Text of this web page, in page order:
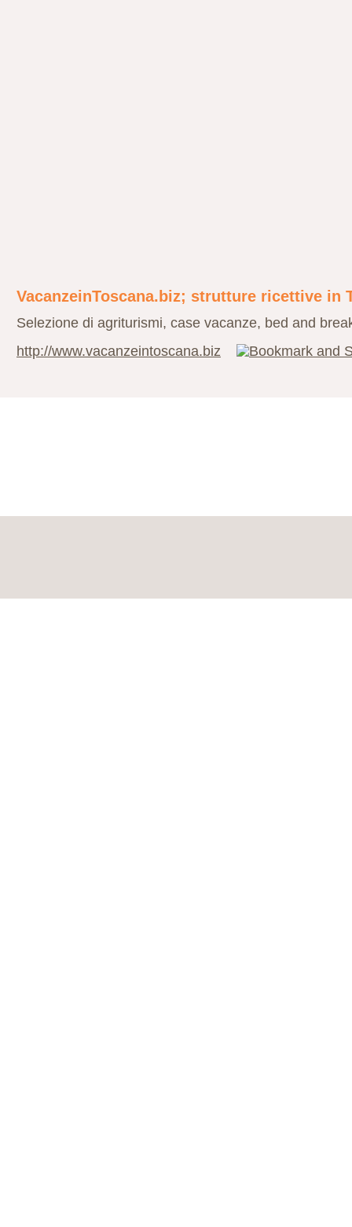
VacanzeinToscana.biz; strutture ricettive in
Selezione di agriturismi, case vacanze, bed and
http://www.vacanzeintoscana.biz